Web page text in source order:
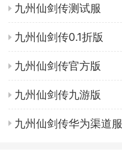
九州仙剑传测试服
九州仙剑传0.1折版
九州仙剑传官方版
九州仙剑传九游版
九州仙剑传华为渠道服